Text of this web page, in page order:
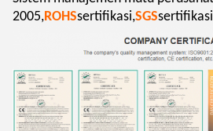
2005,ROHSsertifikasi,SGS